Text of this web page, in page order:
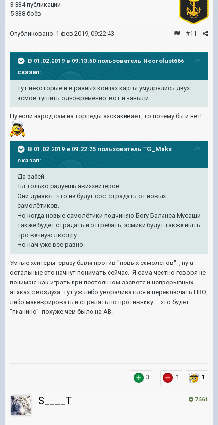
3 334 публикации
5 338 боёв
#11
Опубликовано: 1 фев 2019, 09:22:43
В 01.02.2019 в 09:13:50 пользователь Necrolust666
сказал:
тут некоторые и в разных концах карты умудрялись двух
эсмов тушить одновременно. вот и наныли
Ну если народ сам на торпеды заскакивает, то почему бы и нет!
В 01.02.2019 в 09:22:25 пользователь TG_Maks
сказал:
Да забей.
Ты только радуешь авиахейтеров.
Они думают, что не будут сос..страдать от новых
самолётиков.
Но когда новые самолётики подчиняю Богу Баланса Мусаши
также будет страдать и отгребать, эсмики будут также ныть
про вечную люстру.
Но нам уже всё равно.
Умные хейтеры сразу были против "новых самолетов" , ну а
остальные это начнут понимать сейчас. Я сама честно говоря не
понимаю как играть при постоянном засвете и непрерывных
атаках с воздуха: тут уж либо уворачиваться и переключать ПВО,
либо маневрировать и стрелять по противнику... это будет
"пианино" похуже чем было на АВ.
3 1 1
7 561
S____T